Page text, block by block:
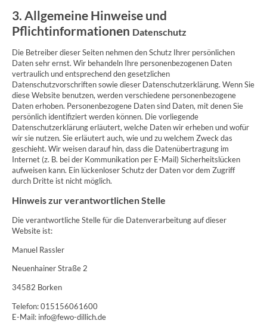
3. Allgemeine Hinweise und
Pflichtinformationen Datenschutz
Die Betreiber dieser Seiten nehmen den Schutz Ihrer persönlichen
Daten sehr ernst. Wir behandeln Ihre personenbezogenen Daten
vertraulich und entsprechend den gesetzlichen
Datenschutzvorschriften sowie dieser Datenschutzerklärung. Wenn Sie
diese Website benutzen, werden verschiedene personenbezogene
Daten erhoben. Personenbezogene Daten sind Daten, mit denen Sie
persönlich identifiziert werden können. Die vorliegende
Datenschutzerklärung erläutert, welche Daten wir erheben und wofür
wir sie nutzen. Sie erläutert auch, wie und zu welchem Zweck das
geschieht. Wir weisen darauf hin, dass die Datenübertragung im
Internet (z. B. bei der Kommunikation per E-Mail) Sicherheitslücken
aufweisen kann. Ein lückenloser Schutz der Daten vor dem Zugriff
durch Dritte ist nicht möglich.
Hinweis zur verantwortlichen Stelle
Die verantwortliche Stelle für die Datenverarbeitung auf dieser
Website ist:
Manuel Rassler
Neuenhainer Straße 2
34582 Borken
Telefon: 015156061600
E-Mail: info@fewo-dillich.de